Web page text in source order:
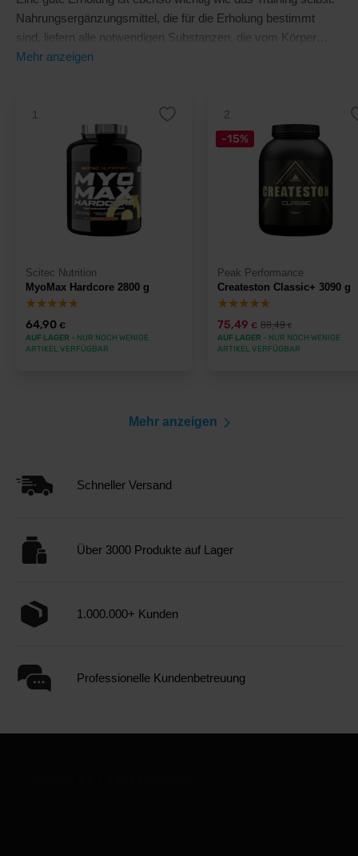
Nahrungsergänzungsmittel, die für die Erholung bestimmt
sind, liefern alle notwendigen Substanzen, die vom Körper
ergänzt werden müssen, um die Erholung zu maximieren.
Mehr anzeigen
1.
Scitec Nutrition
MyoMax Hardcore 2800 g
64,90 €
AUF LAGER - NUR NOCH WENIGE
ARTIKEL VERFÜGBAR
2.
-15%
Peak Performance
Createston Classic+ 3090 g
75,49 € 88,49€
AUF LAGER - NUR NOCH WENIGE
ARTIKEL VERFÜGBAR
Mehr anzeigen
Schneller Versand
Über 3000 Produkte auf Lager
1.000.000+ Kunden
Professionelle Kundenbetreuung